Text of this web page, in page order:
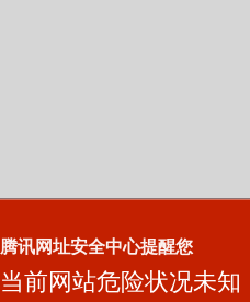
腾讯网址安全中心提醒您
当前网站危险状况未知